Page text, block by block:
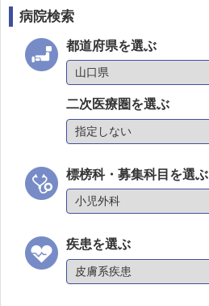
病院検索
都道府県を選ぶ
二次医療圏を選ぶ
標榜科・募集科目を選ぶ
疾患を選ぶ